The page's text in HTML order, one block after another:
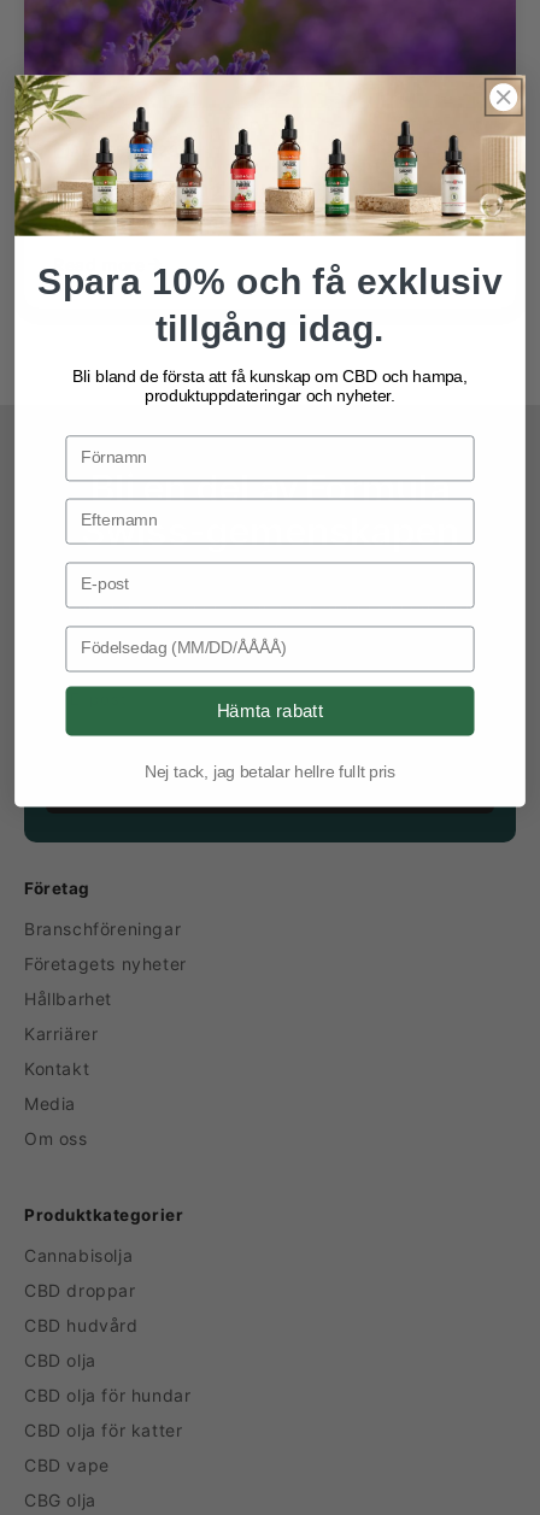
Aug 18, 2023
Vad är linalool? Den lugnande
terpenen i cannabis
Read more
Bli en del av Formula
Swiss-gemenskapen
Få produktnyheter, exklusiva rabatter och
möjligheter att få kostnadsfria värdecheckar direkt
i din inkorg.
Prenumerera
Företag
Branschföreningar
Företagets nyheter
Hållbarhet
Karriärer
Kontakt
Media
Om oss
Produktkategorier
Cannabisolja
CBD droppar
CBD hudvård
CBD olja
CBD olja för hundar
CBD olja för katter
CBD vape
CBG olja
Spara 10% och få exklusiv
tillgång idag.
Bli bland de första att få kunskap om CBD och hampa,
produktuppdateringar och nyheter.
Email Address
Birthday
Hämta rabatt
Nej tack, jag betalar hellre fullt pris